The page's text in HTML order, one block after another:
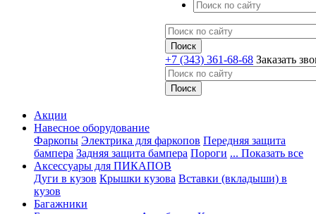
+7 (343) 361-68-68 Заказать
Акции
Навесное оборудование
Фаркопы Электрика для фаркопов Передняя защита
бампера Задняя защита бампера Пороги ... Показать все
Аксессуары для ПИКАПОВ
Дуги в кузов Крышки кузова Вставки (вкладыши) в
кузов
Багажники